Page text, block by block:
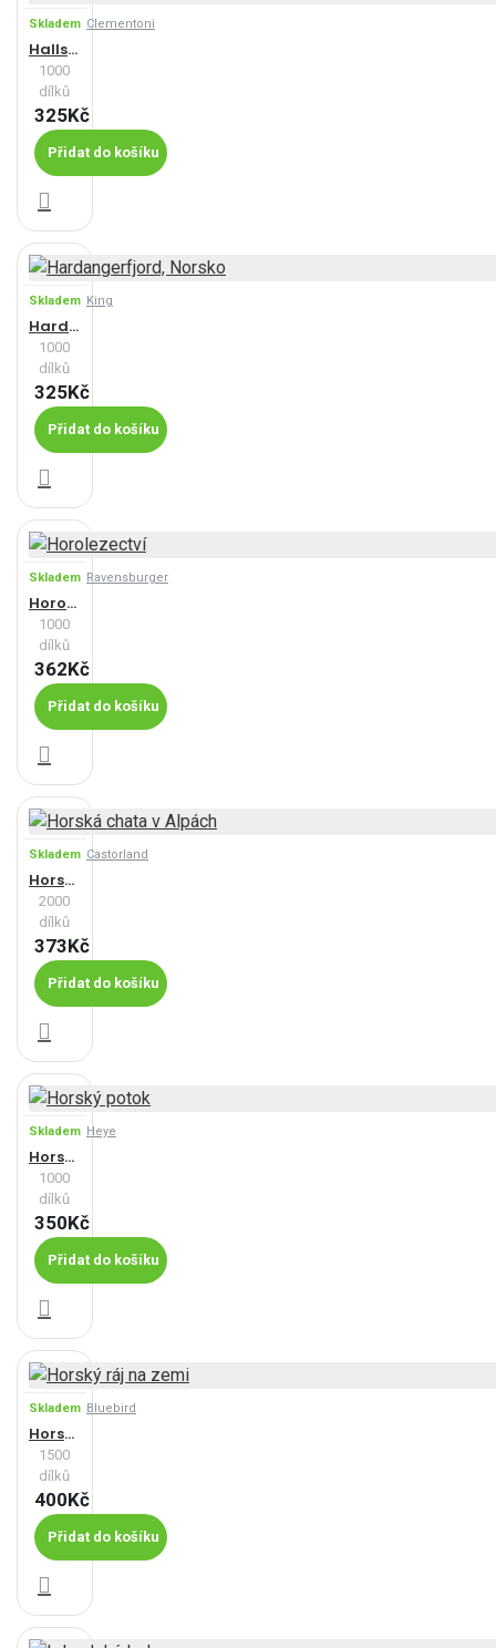
Skladem Clementoni
Hallstatt
1000
dílků
325Kč
Přidat do košíku
Skladem King
Hardangerfjord, Norsko
1000
dílků
325Kč
Přidat do košíku
Skladem Ravensburger
Horolezectví
1000
dílků
362Kč
Přidat do košíku
Skladem Castorland
Horská chata v Alpách
2000
dílků
373Kč
Přidat do košíku
Skladem Heye
Horský potok
1000
dílků
350Kč
Přidat do košíku
Skladem Bluebird
Horský ráj na zemi
1500
dílků
400Kč
Přidat do košíku